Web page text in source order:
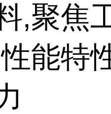
,聚焦
能特